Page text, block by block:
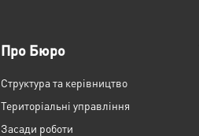
Про Бюро
Структура та керівництво
Територіальні управління
Засади роботи